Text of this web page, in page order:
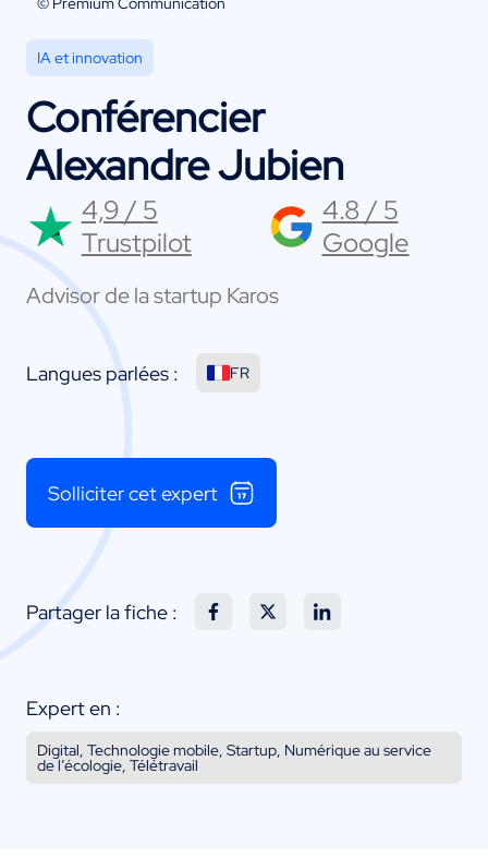
IA et innovation
Conférencier
Alexandre Jubien
4,9 / 5
Trustpilot
4.8 / 5
Google
Advisor de la startup Karos
Langues parlées : FR
Solliciter cet expert
Partager la fiche :
Expert en :
Digital, Technologie mobile, Startup, Numérique au service
de l’écologie, Télétravail